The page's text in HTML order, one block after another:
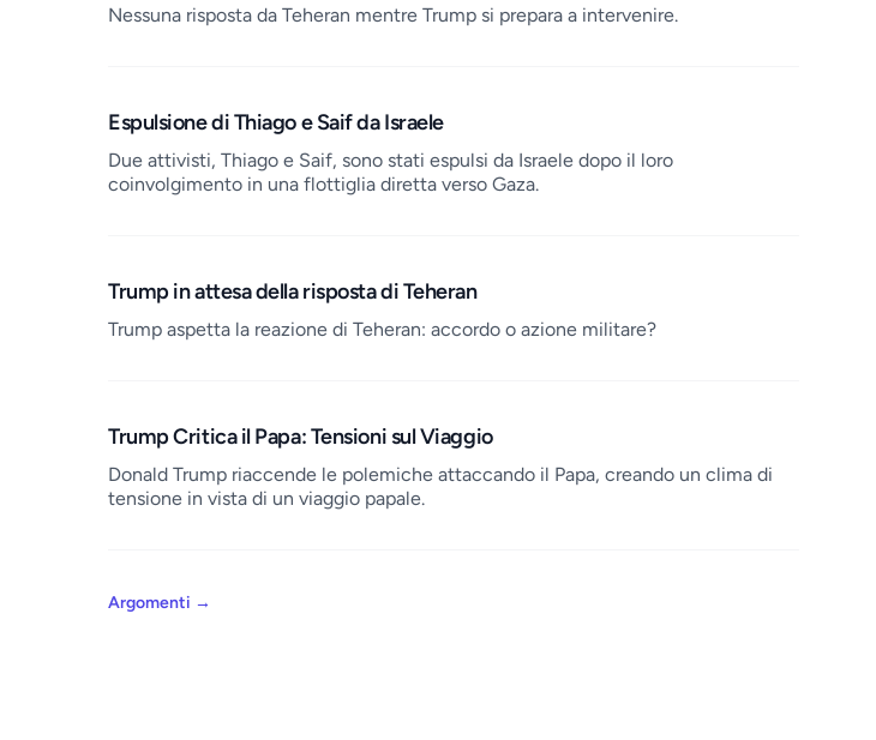
Nessuna risposta da Teheran mentre Trump si prepara a intervenire.
Espulsione di Thiago e Saif da Israele
Due attivisti, Thiago e Saif, sono stati espulsi da Israele dopo il loro
coinvolgimento in una flottiglia diretta verso Gaza.
Trump in attesa della risposta di Teheran
Trump aspetta la reazione di Teheran: accordo o azione militare?
Trump Critica il Papa: Tensioni sul Viaggio
Donald Trump riaccende le polemiche attaccando il Papa, creando un clima di
tensione in vista di un viaggio papale.
Argomenti →